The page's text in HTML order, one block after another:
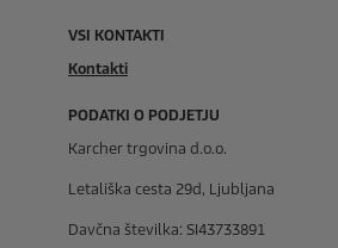
VSI KONTAKTI
Kontakti
PODATKI O PODJETJU
Karcher trgovina d.o.o.
Letališka cesta 29d, Ljubljana
Davčna številka: SI43733891